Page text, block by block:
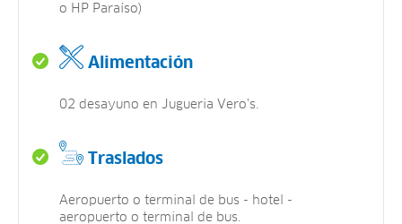
o HP Paraíso)
Alimentación
02 desayuno en Jugueria Vero's.
Traslados
Aeropuerto o terminal de bus - hotel -
aeropuerto o terminal de bus.